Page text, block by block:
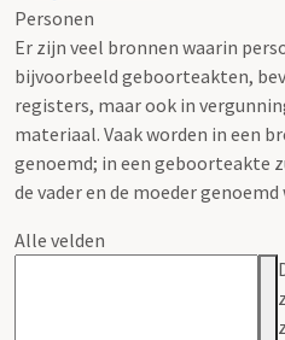
Personen
Er zijn veel bronnen waarin
bijvoorbeeld geboorteakten,
registers, maar ook in
materiaal. Vaak worden in een
genoemd; in een geboorteakte
de vader en de moeder
Alle velden